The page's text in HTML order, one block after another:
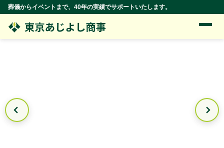
葬儀からイベントまで、40年の実績でサポートいたします。